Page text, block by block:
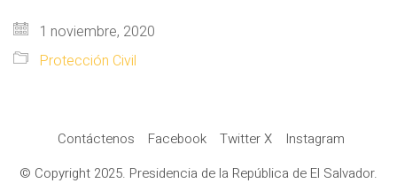
1 noviembre, 2020
Protección Civil
Contáctenos Facebook Twitter X
Instagram
© Copyright 2025. Presidencia de la República de El Salvador.